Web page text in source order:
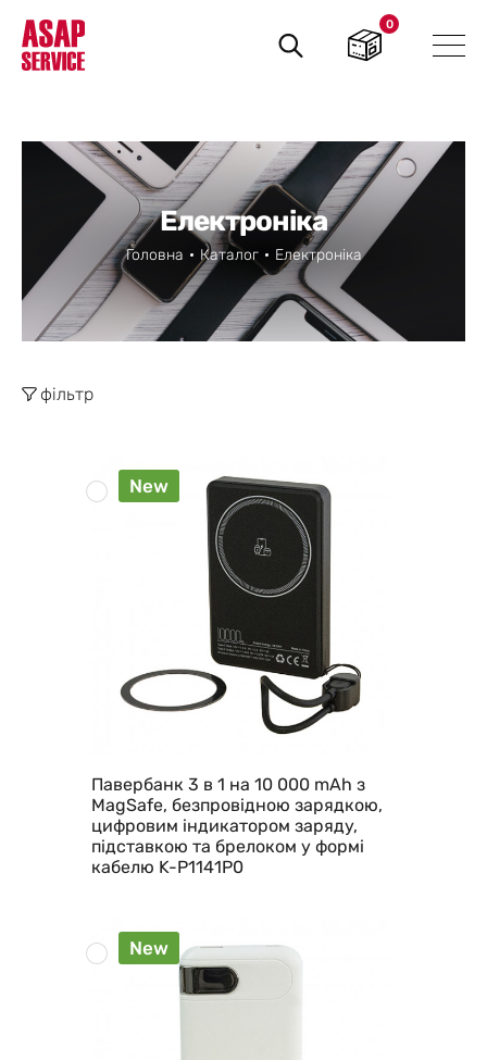
Пошук
товарів
0
Електроніка
Головна Каталог Електроніка
фільтр
New
Павербанк 3 в 1 на 10 000 mAh з
MagSafe, безпровідною зарядкою,
цифровим індикатором заряду,
підставкою та брелоком у формі
кабелю K-P1141P0
New